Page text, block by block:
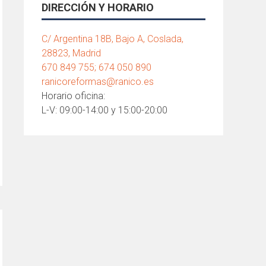
DIRECCIÓN Y HORARIO
C/ Argentina 18B, Bajo A, Coslada,
28823, Madrid
670 849 755; 674 050 890
ranicoreformas@ranico.es
Horario oficina:
L-V: 09:00-14:00 y 15:00-20:00